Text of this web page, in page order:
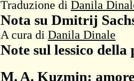
Traduzione di Danila
Nota su Dmitrij
A cura di Danila Dinale
Note sul lessico
M. A. Kuzmin: